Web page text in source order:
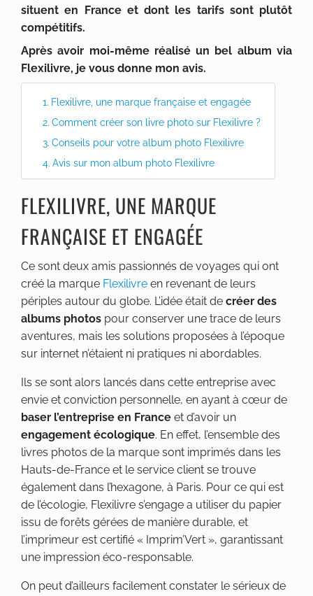
situent en France et dont les tarifs sont plutôt
compétitifs.
Après avoir moi-même réalisé un bel album via
Flexilivre, je vous donne mon avis.
Flexilivre, une marque française et engagée
Comment créer son livre photo sur Flexilivre ?
Conseils pour votre album photo Flexilivre
Avis sur mon album photo Flexilivre
FLEXILIVRE, UNE MARQUE
FRANÇAISE ET ENGAGÉE
Ce sont deux amis passionnés de voyages qui ont
créé la marque Flexilivre en revenant de leurs
périples autour du globe. L’idée était de créer des
albums photos pour conserver une trace de leurs
aventures, mais les solutions proposées à l’époque
sur internet n’étaient ni pratiques ni abordables.
Ils se sont alors lancés dans cette entreprise avec
envie et conviction personnelle, en ayant à cœur de
baser l’entreprise en France et d’avoir un
engagement écologique. En effet, l’ensemble des
livres photos de la marque sont imprimés dans les
Hauts-de-France et le service client se trouve
également dans l’hexagone, à Paris. Pour ce qui est
de l’écologie, Flexilivre s’engage a utiliser du papier
issu de forêts gérées de manière durable, et
l’imprimeur est certifié « Imprim’Vert », garantissant
une impression éco-responsable.
On peut d’ailleurs facilement constater le sérieux de